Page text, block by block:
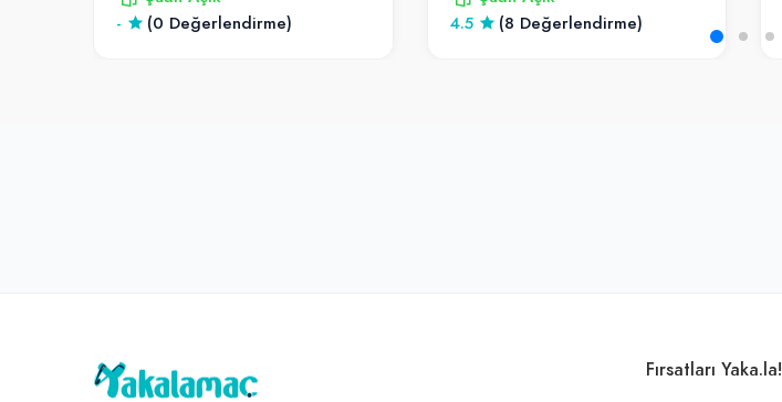
-
(0 Değerlendirme)
4.5
(8 Değerlendirme)
Fırsatları Yaka.la!